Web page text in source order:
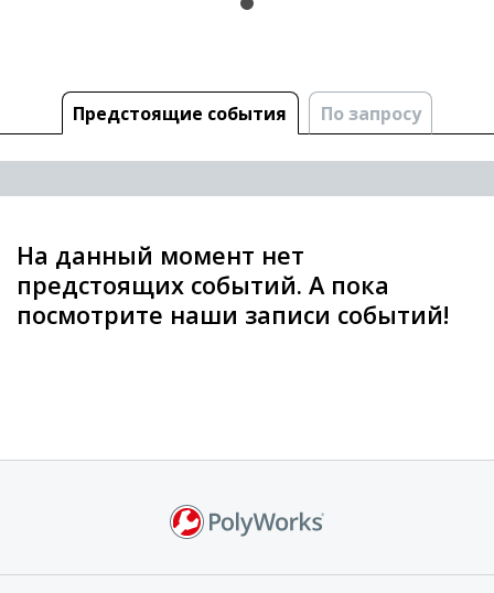
Предстоящие cобытия По запросу
На данный момент нет
предстоящих событий. А пока
посмотрите наши записи событий!